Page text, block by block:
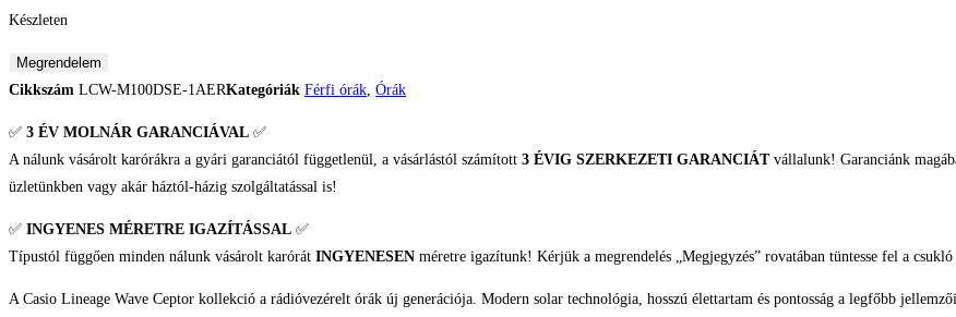
Készleten
Casio
Lineage
Ceptor
mennyiség
Megrendelem
Cikkszám LCW-M100DSE-1AERKategóriák Férfi órák, Órák
✅ 3 ÉV MOLNÁR GARANCIÁVAL ✅
A nálunk vásárolt karórákra a gyári garanciától függetlenül, a vásárlástól számított 3 ÉVIG SZERKEZETI GARANCIÁTvállalunk! Garanciánk
üzletünkben vagy akár háztól-házig szolgáltatással is!
✅ INGYENES MÉRETRE IGAZÍTÁSSAL ✅
Típustól függően minden nálunk vásárolt karórát INGYENESEN méretre igazítunk! Kérjük a megrendelés „Megjegyzés” rovatában tüntesse fel a
A Casio Lineage Wave Ceptor kollekció a rádióvezérelt órák új generációja. Modern solar technológia, hosszú élettartam és pontosság a legfőbb